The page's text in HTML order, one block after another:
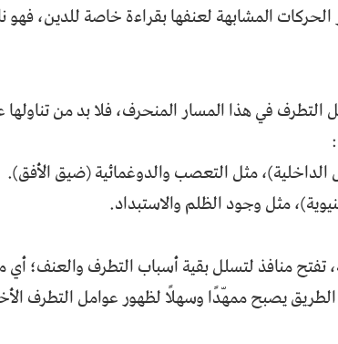
المشابهة لعنفها بقراءة خاصة للدين،
التطرف في هذا المسار المنحرف، فلا بد من
تفتح منافذ لتسلل بقية أسباب التطرف والعنف؛
يصبح ممهّدًا وسهلًا لظهور عوامل التطرف